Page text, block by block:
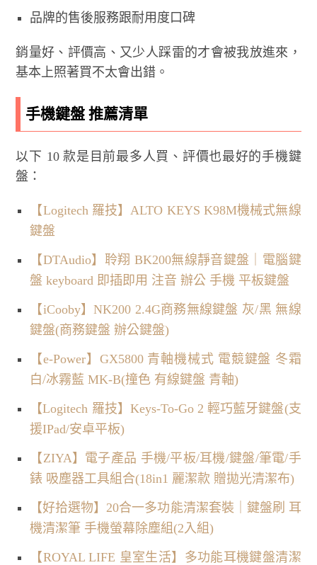
品牌的售後服務跟耐用度口碑
銷量好、評價高、又少人踩雷的才會被我放進來，
基本上照著買不太會出錯。
手機鍵盤 推薦清單
以下 10 款是目前最多人買、評價也最好的手機鍵
盤：
【Logitech 羅技】ALTO KEYS K98M機械式無線
鍵盤
【DTAudio】聆翔 BK200無線靜音鍵盤｜電腦鍵
盤 keyboard 即插即用 注音 辦公 手機 平板鍵盤
【iCooby】NK200 2.4G商務無線鍵盤 灰/黑 無線
鍵盤(商務鍵盤 辦公鍵盤)
【e-Power】GX5800 青軸機械式 電競鍵盤 冬霜
白/冰霧藍 MK-B(撞色 有線鍵盤 青軸)
【Logitech 羅技】Keys-To-Go 2 輕巧藍牙鍵盤(支
援IPad/安卓平板)
【ZIYA】電子產品 手機/平板/耳機/鍵盤/筆電/手
錶 吸塵器工具組合(18in1 麗潔款 贈拋光清潔布)
【好拾選物】20合一多功能清潔套裝｜鍵盤刷 耳
機清潔筆 手機螢幕除塵組(2入組)
【ROYAL LIFE 皇室生活】多功能耳機鍵盤清潔